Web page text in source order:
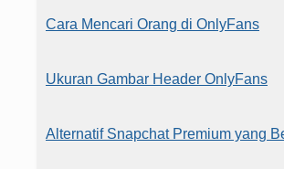
Cara Mencari Orang di OnlyFans
Ukuran Gambar Header OnlyFans
Alternatif Snapchat Premium yang